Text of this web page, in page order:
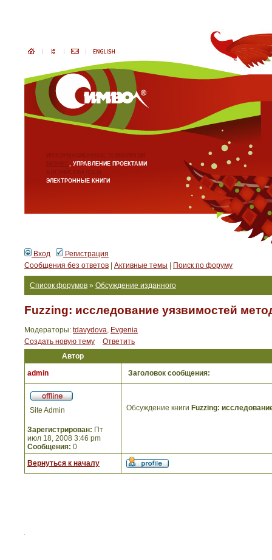
ИНФОРМАЦИОННЫЕ ТЕХНОЛОГИИ
БИЗНЕС, УПРАВЛЕНИЕ ПРОЕКТАМИ
АНГЛИЙСКИЙ ЯЗЫК
ЭЛЕКТРОННЫЕ КНИГИ
Вход
Регистрация
Сообщения без ответов
Активные темы Поиск по форуму
Список форумов » Обсуждение изданного
Fuzzing: исследование уязвимостей
Модераторы: tdavydova, Evgenia
Создать новую тему
Ответить
Автор
admin
Заголовок сообщения:
Site Admin
Зарегистрирован: Пт
июл 18, 2008 3:46 pm
Сообщения: 0
Обсуждение книги Fuzzing:
Вернуться к началу